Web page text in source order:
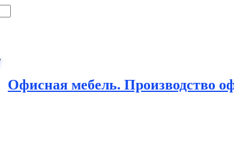
Офисная мебель. Производство